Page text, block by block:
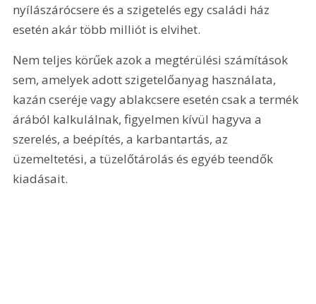
nyílászárócsere és a szigetelés egy családi ház
esetén akár több milliót is elvihet.
Nem teljes körűek azok a megtérülési számítások
sem, amelyek adott szigetelőanyag használata,
kazán cseréje vagy ablakcsere esetén csak a termék
árából kalkulálnak, figyelmen kívül hagyva a
szerelés, a beépítés, a karbantartás, az
üzemeltetési, a tüzelőtárolás és egyéb teendők
kiadásait.